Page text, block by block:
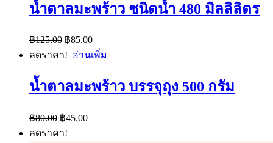
น้ำตาลมะพร้าว ชนิดน้ำ 480 มิลลิลิตร
฿125.00 Original
price
was:
฿85.00Current
price
is:
ลดราคา! อ่านเพิ่ม
น้ำตาลมะพร้าว บรรจุถุง 500 กรัม
฿80.00 Original
price
was:
฿45.00Current
price
ลดราคา!